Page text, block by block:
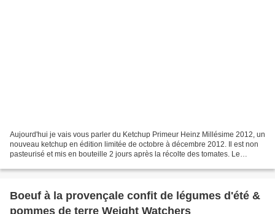
Aujourd'hui je vais vous parler du Ketchup Primeur Heinz Millésime 2012, un
nouveau ketchup en édition limitée de octobre à décembre 2012. Il est non
pasteurisé et mis en bouteille 2 jours après la récolte des tomates. Le
Boeuf à la provençale confit de légumes d'été &
pommes de terre Weight Watchers